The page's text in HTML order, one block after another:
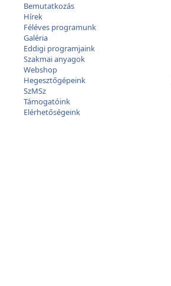
Bemutatkozás
Hírek
Féléves programunk
Galéria
Eddigi programjaink
Szakmai anyagok
Webshop
Hegesztőgépeink
SzMSz
Támogatóink
Elérhetőségeink